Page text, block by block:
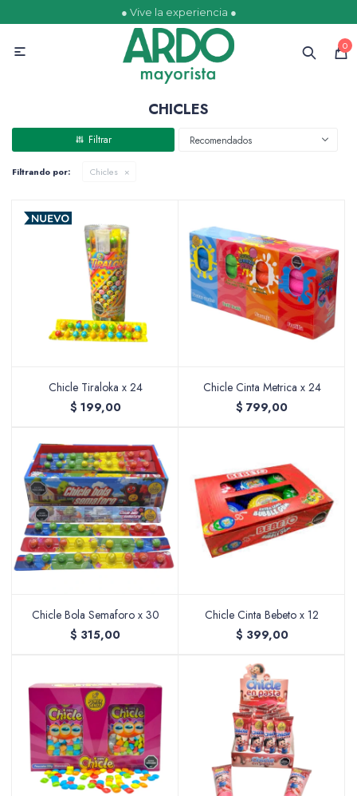
● Vive la experiencia ●
0

CHICLES
Recomendados
Filtrando por: Chicles
Chicle Tiraloka x 24
$ 199,00
Chicle Cinta Metrica x 24
$ 799,00
Chicle Bola Semaforo x 30
$ 315,00
Chicle Cinta Bebeto x 12
$ 399,00
Ofertas Escolares
Golosinas
Papelería
Juguetería
Maquillaje
Accesorios